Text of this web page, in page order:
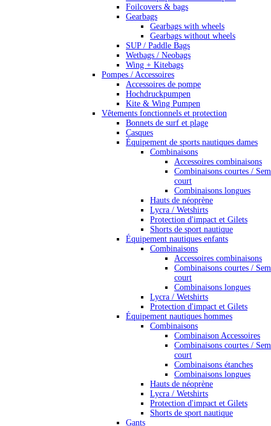
Foilcovers & bags
Gearbags
Gearbags with wheels
Gearbags without wheels
SUP / Paddle Bags
Wetbags / Neobags
Wing + Kitebags
Pompes / Accessoires
Accessoires de pompe
Hochdruckpumpen
Kite & Wing Pumpen
Vêtements fonctionnels et protection
Bonnets de surf et plage
Casques
Équipement de sports nautiques dames
Combinaisons
Accessoires combinaisons
Combinaisons courtes /
court
Combinaisons longues
Hauts de néoprène
Lycra / Wetshirts
Protection d'impact et Gilets
Shorts de sport nautique
Équipement nautiques enfants
Combinaisons
Accessoires combinaisons
Combinaisons courtes /
court
Combinaisons longues
Lycra / Wetshirts
Protection d'impact et Gilets
Équipement nautiques hommes
Combinaisons
Combinaison Accessoires
Combinaisons courtes /
court
Combinaisons étanches
Combinaisons longues
Hauts de néoprène
Lycra / Wetshirts
Protection d'impact et Gilets
Shorts de sport nautique
Gants